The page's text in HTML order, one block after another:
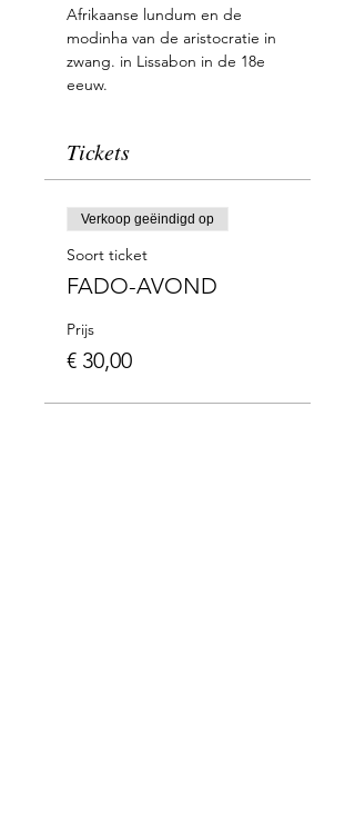
Afrikaanse lundum en de
modinha van de aristocratie in
zwang. in Lissabon in de 18e
eeuw.
Tickets
Verkoop geëindigd op
Soort ticket
FADO-AVOND
Prijs
€ 30,00